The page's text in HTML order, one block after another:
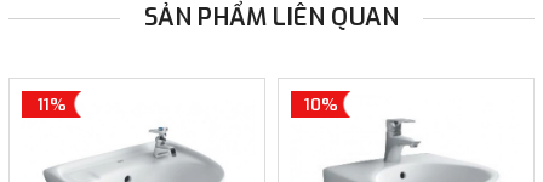
SẢN PHẨM LIÊN QUAN
11% 10%